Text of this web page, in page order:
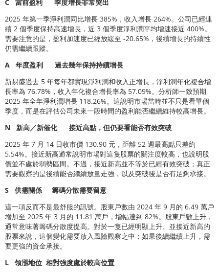
C 當前盈利
季度增長非常突出
2025 年第一季淨利潤同比增長 385%，收入增長 264%。公司已經連
續 2 個季度保持高速增長，近 3 個季度淨利潤平均增速接近 400%。
需要注意的是，盈利加速度已經放緩至 -20.65%，後續增長的持續性
仍需繼續跟蹤。
A 年度盈利
過去幾年保持持續增長
新易盛過去 5 年每年都實現淨利潤和收入正增長，淨利潤年化複合增
長率為 76.78%，收入年化複合增長率為 57.09%。分析師一致預期
2025 年全年淨利潤增長 118.26%。這說明市場當時並不只是看單個
季度，而是在評估公司未來一段時間的盈利能否繼續維持較高增長。
N 新高／新催化
接近高點，但仍要看能否有效突破
2025 年 7 月 14 日收市價 130.90 元，距離 52 週最高點只差約
5.54%。接近新高通常說明市場對這隻股票的關注度較高，也說明股
價並不處於弱勢區間。不過，接近新高並不等於已經有效突破；真正
需要觀察的是後續能否繼續放量走強，以及突破後是否有足夠承接。
S 供需關係
籌碼分散需要留意
這一項反而不是最舒服的訊號。股東戶數由 2024 年 9 月的 6.49 萬戶
增加至 2025 年 3 月的 11.81 萬戶，增幅達到 82%。股東戶數上升，
通常意味著籌碼分散度提高。對於一隻已經明顯上升、並接近新高的
股票來說，這個變化需要放入風險觀察之中；如果後續繼續上升，需
要更強的資金承接。
L 領漲地位 相對強度處於較高位置